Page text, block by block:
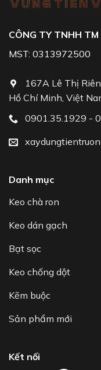
CÔNG TY TNHH
MST: 0313972500
167A Lê Thị
Hồ Chí Minh, Việt
0901.35.1929 -
Danh mục
Keo chà ron
Keo dán gạch
Bạt sọc
Keo chống dột
Kẽm buộc
Sản phẩm mới
Kết nối